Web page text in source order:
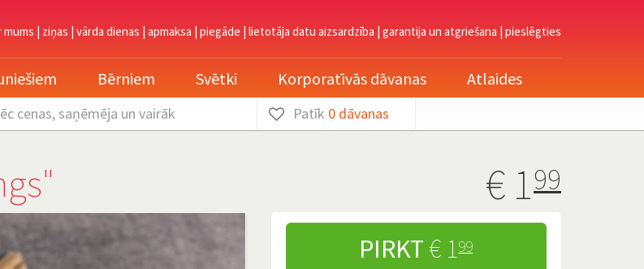
mums | ziņas | vārda dienas | apmaksa | piegāde | lietotāja datu aizsardzība | garantija un atgriešana | pieslēgties
Bērniem Svētki Korporatīvās dāvanas Atlaides
cenas, saņēmēja un vairāk Patīk 0dāvanas
€ 199
PIRKT € 199